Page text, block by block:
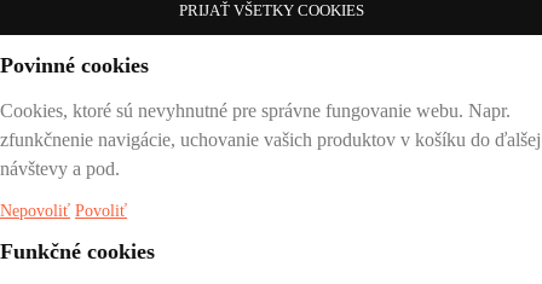
PRIJAŤ VŠETKY COOKIES
Povinné cookies
Cookies, ktoré sú nevyhnutné pre správne fungovanie webu. Napr.
zfunkčnenie navigácie, uchovanie vašich produktov v košíku do ďalšej
návštevy a pod.
Nepovoliť Povoliť
Funkčné cookies